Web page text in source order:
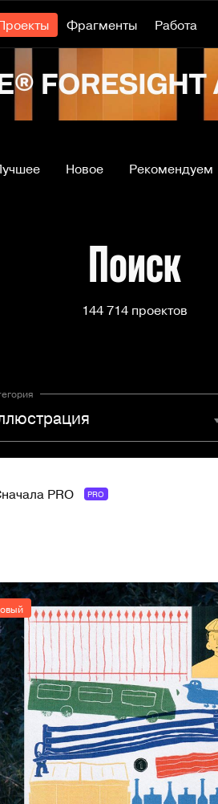
Фрагменты Работа
Новое Рекомендуем
Поиск
144 714 проектов
PRO PRO